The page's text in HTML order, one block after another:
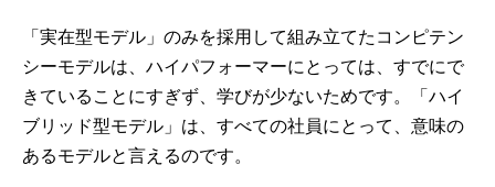
「実在型モデル」のみを採用して組み立てたコンピテン
シーモデルは、ハイパフォーマーにとっては、すでにで
きていることにすぎず、学びが少ないためです。「ハイ
ブリッド型モデル」は、すべての社員にとって、意味の
あるモデルと言えるのです。